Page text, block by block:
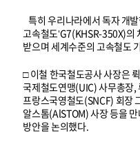
특히 우리나라에서 독자 개
고속철도‘G7(KHSR-350X)의
받으며 세계수준의 고속철도
□ 이철 한국철도공사 사장은
국제철도연맹(UIC) 사무총
프랑스국영철도(SNCF) 회
알스톰(AlSTOM) 사장 등을
방안을 논의했다.